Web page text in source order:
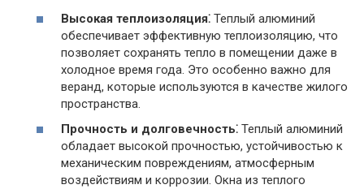
Высокая теплоизоляция⁚ Теплый алюминий
обеспечивает эффективную теплоизоляцию, что
позволяет сохранять тепло в помещении даже в
холодное время года. Это особенно важно для
веранд, которые используются в качестве жилого
пространства.
Прочность и долговечность⁚ Теплый алюминий
обладает высокой прочностью, устойчивостью к
механическим повреждениям, атмосферным
воздействиям и коррозии. Окна из теплого